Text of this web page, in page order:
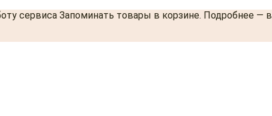
сервиса Запоминать товары в корзине. Подробнее — в